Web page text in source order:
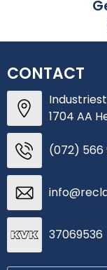
CONTACT
1704 AA
(072) 566
37069536